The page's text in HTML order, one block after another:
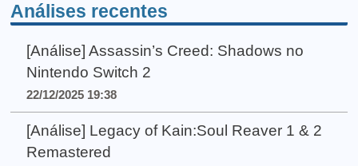
Análises recentes
[Análise] Assassin’s Creed: Shadows no
Nintendo Switch 2
22/12/2025 19:38
[Análise] Legacy of Kain:Soul Reaver 1 & 2
Remastered